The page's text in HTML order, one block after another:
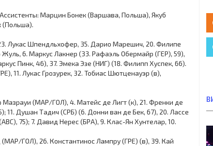
Марцин Бонек (Варшава, Польша), Якуб
(Польша).
Лукас Шпендльхофер, 35. Дарио Марешич, 20. Филипе
6. Маркус Лакнер (33. Рафаэль Обермайр (ГЕР), 59),
Пинк, 46), 37. Эмека Эзе (НИГ) (18. Филипп Хуспек, 66).
11. Лукас Грозурек, 32. Тобиас Шютценауэр (в),
(МАР/ГОЛ), 4. Матейс де Лигт (к), 21. Френки де
11. Душан Тадич (СРБ) (6. Донни ван де Бек, 67), 20. Лассе
75); 7. Давид Нерес (БРА), 9. Клас-Ян Хунтелар, 10.
ГОЛ), 26. Константинос Лампру (ГРЕ) (в), 39. Кай